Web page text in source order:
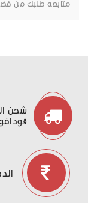
متابعه طلبك من فضلك
شحن